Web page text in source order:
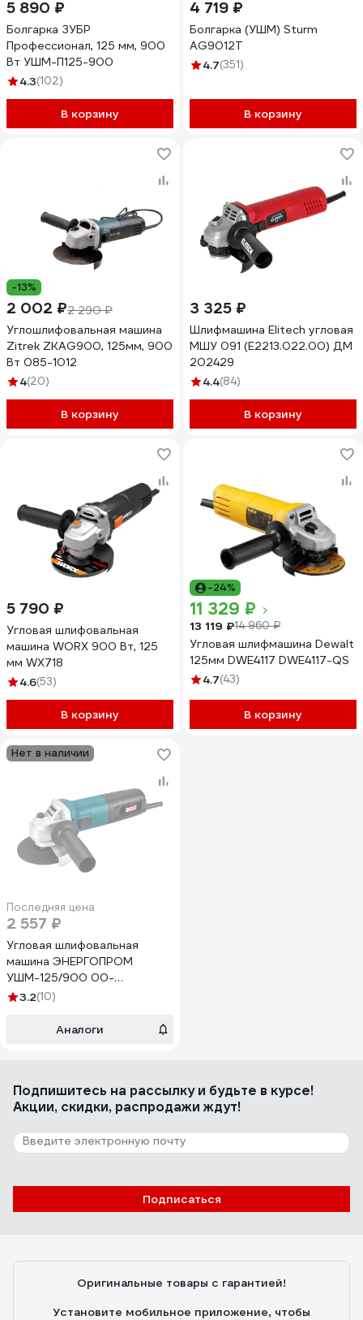
5 890 ₽
Болгарка ЗУБР
Профессионал, 125 мм, 900
Вт УШМ-П125-900
4.3(102)
В корзину
4 719 ₽
Болгарка (УШМ) Sturm
AG9012T
4.7(351)
В корзину
-13%
2 002 ₽2 290 ₽
Углошлифовальная машина
Zitrek ZKAG900, 125мм, 900
Вт 085-1012
4(20)
В корзину
3 325 ₽
Шлифмашина Elitech угловая
МШУ 091 (Е2213.022.00) ДМ
202429
4.4(84)
В корзину
5 790 ₽
Угловая шлифовальная
машина WORX 900 Вт, 125
мм WX718
4.6(53)
В корзину
-24%
11 329 ₽
13 119 ₽14 960 ₽
Угловая шлифмашина Dewalt
125мм DWE4117 DWE4117-QS
4.7(43)
В корзину
Нет в наличии
Последняя цена
2 557 ₽
Угловая шлифовальная
машина ЭНЕРГОПРОМ
УШМ-125/900 00-
00010878
3.2(10)
Аналоги
Подпишитесь на рассылкуи будьте в курсе!
Акции, скидки, распродажи ждут!
Подписаться
Оригинальные товары с гарантией!
Установите мобильное приложение, чтобы